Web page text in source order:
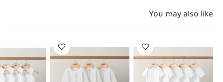
طوال اليوم. الخامات:
تجفيف بالمجفف بدرجة حرارة منخفضة
حرارة منخفضة
يُمنع التنظيف الجاف
تُنظف الألوان
الداكنة بشكل منفصل مع الكي على الجهة الداخلية
قد يعجبك
أيضاً:
طقم ألبسة قطعة واحدة بأكمام قصيرة قماش عضوي بلون أبيض
You may also like